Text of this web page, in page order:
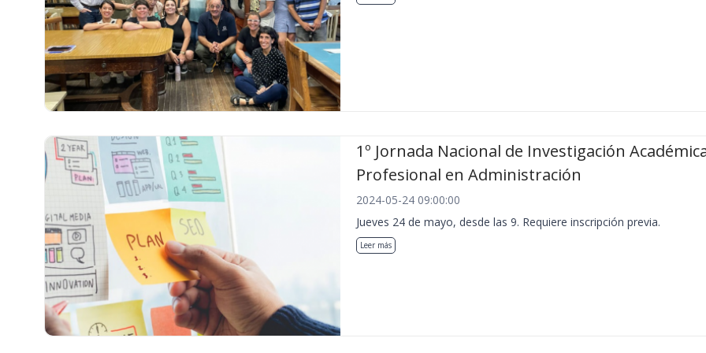
1º Jornada Nacional de Investigación
Profesional en Administración
2024-05-24 09:00:00
Jueves 24 de mayo, desde las 9. Requiere inscripción previa.
Leer más